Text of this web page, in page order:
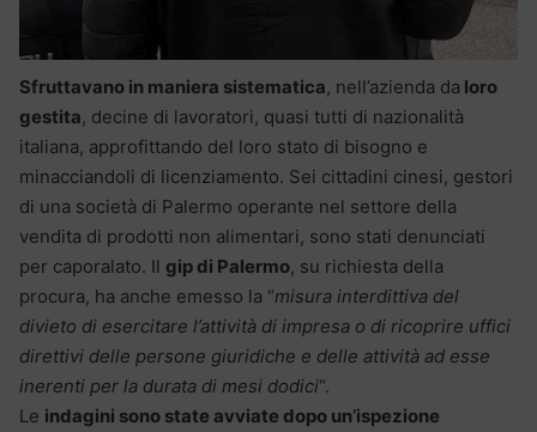
Sfruttavano in maniera sistematica, nell’azienda da loro
gestita, decine di lavoratori, quasi tutti di nazionalità
italiana, approfittando del loro stato di bisogno e
minacciandoli di licenziamento. Sei cittadini cinesi, gestori
di una società di Palermo operante nel settore della
vendita di prodotti non alimentari, sono stati denunciati
per caporalato. Il gip di Palermo, su richiesta della
procura, ha anche emesso la “misura interdittiva del
divieto di esercitare l’attività di impresa o di ricoprire uffici
direttivi delle persone giuridiche e delle attività ad esse
inerenti per la durata di mesi dodici“.
Le indagini sono state avviate dopo un’ispezione